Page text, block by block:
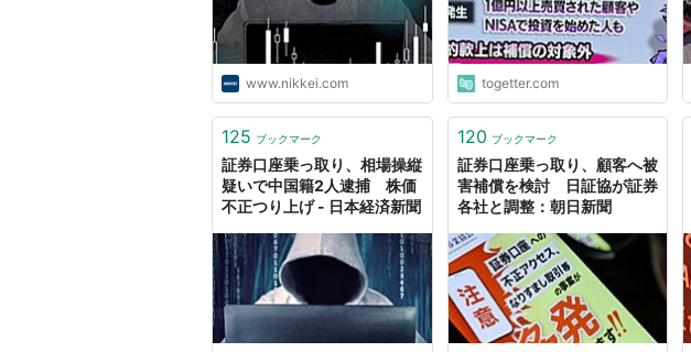
www.nikkei.com togetter.com
125 ブックマーク
証券口座乗っ取り、相場操縦
疑いで中国籍2人逮捕 株価
不正つり上げ - 日本経済新聞
120 ブックマーク
証券口座乗っ取り、顧客へ被
害補償を検討 日証協が証券
各社と調整：朝日新聞